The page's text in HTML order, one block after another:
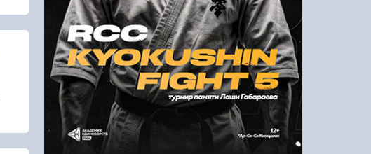
Регистрация